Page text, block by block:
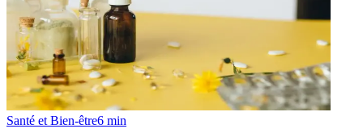
Santé et Bien-être6 min